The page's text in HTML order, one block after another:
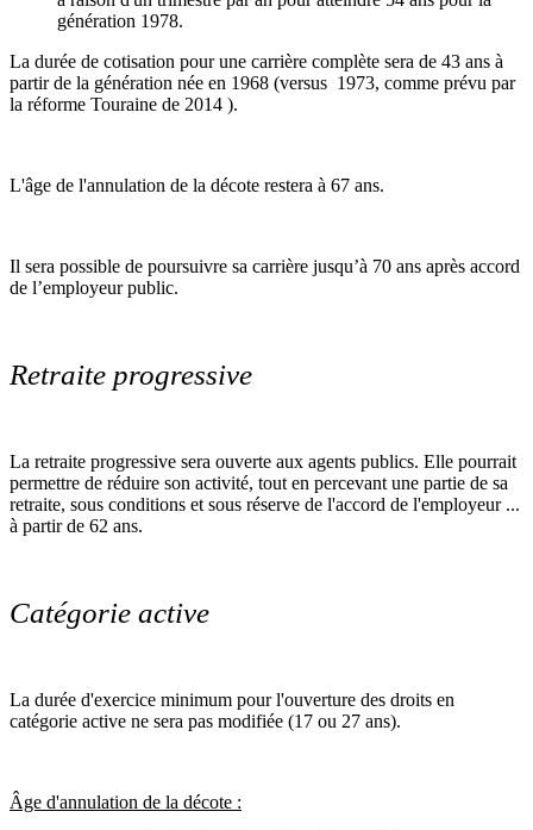
génération 1978.
La durée de cotisation pour une carrière complète sera de 43 ans à
partir de la génération née en 1968 (versus 1973, comme prévu par
la réforme Touraine de 2014 ).
L'âge de l'annulation de la décote restera à 67 ans.
Il sera possible de poursuivre sa carrière jusqu’à 70 ans après accord
de l’employeur public.
Retraite progressive
La retraite progressive sera ouverte aux agents publics. Elle pourrait
permettre de réduire son activité, tout en percevant une partie de sa
retraite, sous conditions et sous réserve de l'accord de l'employeur ...
à partir de 62 ans.
Catégorie active
La durée d'exercice minimum pour l'ouverture des droits en
catégorie active ne sera pas modifiée (17 ou 27 ans).
Âge d'annulation de la décote :